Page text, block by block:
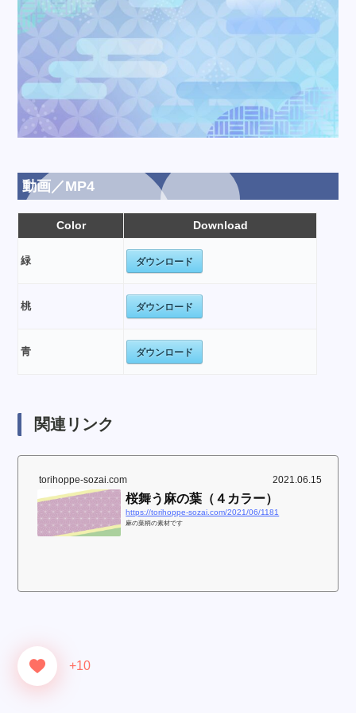
動画／MP4
Color Download
緑 ダウンロード
桃 ダウンロード
青 ダウンロード
関連リンク
torihoppe-sozai.com 2021.06.15
桜舞う麻の葉（４カラー）
https://torihoppe-sozai.com/2021/06/1181
麻の葉柄の素材です
+10